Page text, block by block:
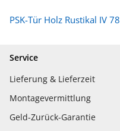
PSK-Tür Holz Rustikal IV 78
Service
Lieferung & Lieferzeit
Montagevermittlung
Geld-Zurück-Garantie